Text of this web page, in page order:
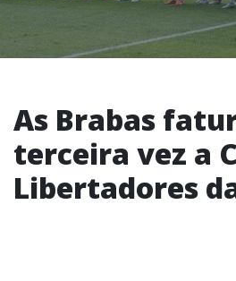
As Brabas
terceira vez a
Libertadores